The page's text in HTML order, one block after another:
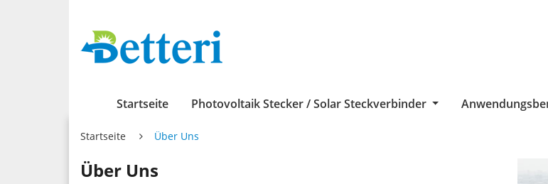
Startseite Photovoltaik Stecker / Solar Steckverbinder
Startseite Über Uns
Über Uns